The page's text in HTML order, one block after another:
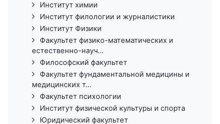
Институт химии
Институт филологии и журналистики
Институт Физики
Факультет физико-математических и
естественно-науч...
Философский факультет
Факультет фундаментальной медицины и
медицинских т...
Факультет психологии
Институт физической культуры и спорта
Юридический факультет